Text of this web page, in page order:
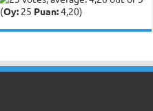
(Oy: 25 Puan:4,20)